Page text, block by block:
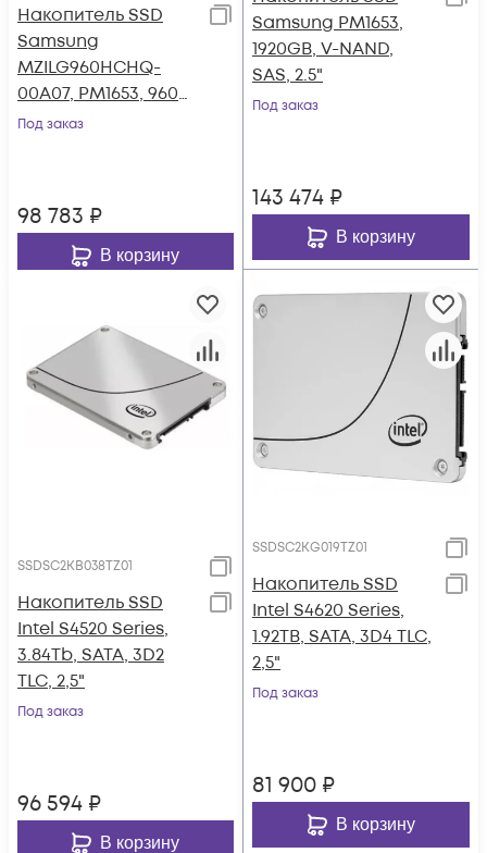
Накопитель SSD
Samsung
MZILG960HCHQ-
00A07, PM1653, 960
GB, 2.5" SAS 24Gb/s,
Под заказ
98 783 ₽
В корзину
Samsung PM1653,
1920GB, V-NAND,
SAS, 2.5"
Под заказ
143 474 ₽
В корзину
SSDSC2KB038TZ01
Накопитель SSD
Intel S4520 Series,
3.84Tb, SATA, 3D2
TLC, 2,5"
Под заказ
96 594 ₽
В корзину
SSDSC2KG019TZ01
Накопитель SSD
Intel S4620 Series,
1.92TB, SATA, 3D4 TLC,
2,5"
Под заказ
81 900 ₽
В корзину